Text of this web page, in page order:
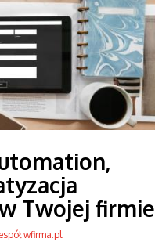
Twojej firmie
wfirma.pl